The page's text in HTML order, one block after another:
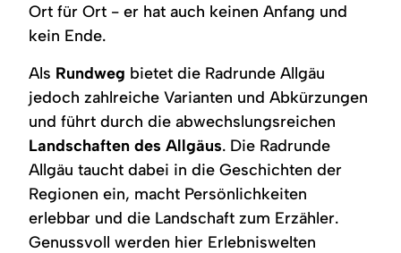
Ort für Ort - er hat auch keinen Anfang und
kein Ende.
Als Rundweg bietet die Radrunde Allgäu
jedoch zahlreiche Varianten und Abkürzungen
und führt durch die abwechslungsreichen
Landschaften des Allgäus. Die Radrunde
Allgäu taucht dabei in die Geschichten der
Regionen ein, macht Persönlichkeiten
erlebbar und die Landschaft zum Erzähler.
Genussvoll werden hier Erlebniswelten